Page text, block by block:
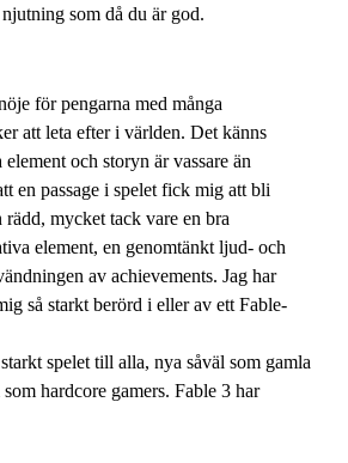
som då du är god.
för pengarna med många
att leta efter i världen. Det känns
och storyn är vassare än
en passage i spelet fick mig att bli
rädd, mycket tack vare en bra
element, en genomtänkt ljud- och
av achievements. Jag har
så starkt berörd i eller av ett Fable-
spelet till alla, nya såväl som gamla
hardcore gamers. Fable 3 har